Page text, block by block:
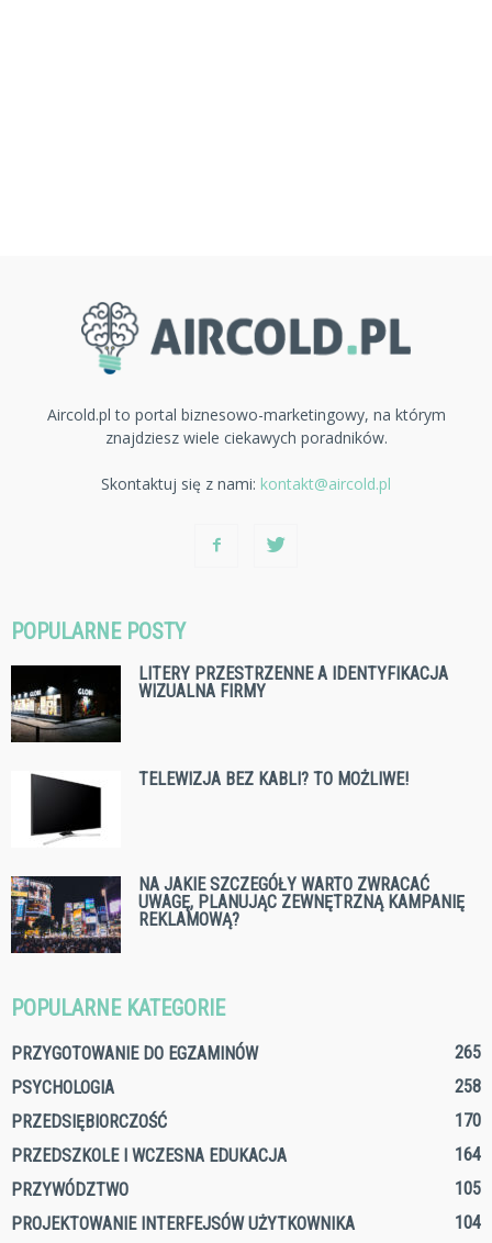
Aircold.pl to portal biznesowo-marketingowy, na którym
znajdziesz wiele ciekawych poradników.
Skontaktuj się z nami: kontakt@aircold.pl
POPULARNE POSTY
LITERY PRZESTRZENNE A IDENTYFIKACJA
WIZUALNA FIRMY
TELEWIZJA BEZ KABLI? TO MOŻLIWE!
NA JAKIE SZCZEGÓŁY WARTO ZWRACAĆ
UWAGĘ, PLANUJĄC ZEWNĘTRZNĄ KAMPANIĘ
REKLAMOWĄ?
POPULARNE KATEGORIE
PRZYGOTOWANIE DO EGZAMINÓW
265
PSYCHOLOGIA
258
PRZEDSIĘBIORCZOŚĆ
170
PRZEDSZKOLE I WCZESNA EDUKACJA
164
PRZYWÓDZTWO
105
PROJEKTOWANIE INTERFEJSÓW UŻYTKOWNIKA
104